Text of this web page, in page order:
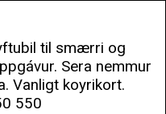
til smærri og
Sera nemmur
Vanligt koyrikort.
550